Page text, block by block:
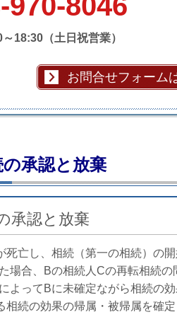
18:30（土日祝営業）
お問合せフォーム
承認と放棄
承認と放棄
死亡し、相続（第一の相続）の
場合、Bの相続人Cの再転相続
よってBに未確定ながら相続の
相続の効果の帰属・被帰属を確